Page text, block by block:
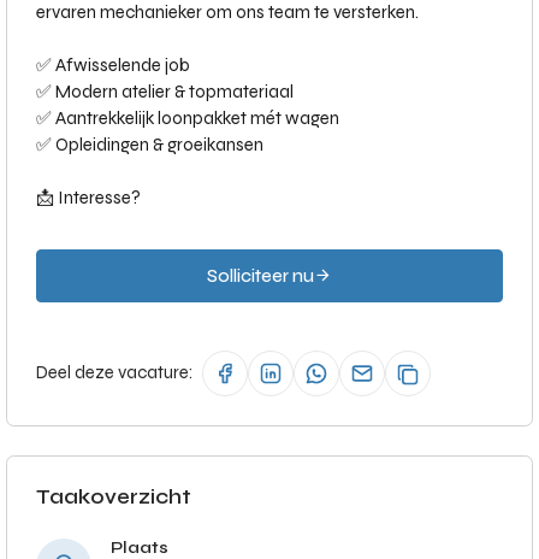
ervaren mechanieker om ons team te versterken.
✅ Afwisselende job
✅ Modern atelier & topmateriaal
✅ Aantrekkelijk loonpakket mét wagen
✅ Opleidingen & groeikansen
📩 Interesse?
Solliciteer nu
Deel deze vacature:
Taakoverzicht
Plaats